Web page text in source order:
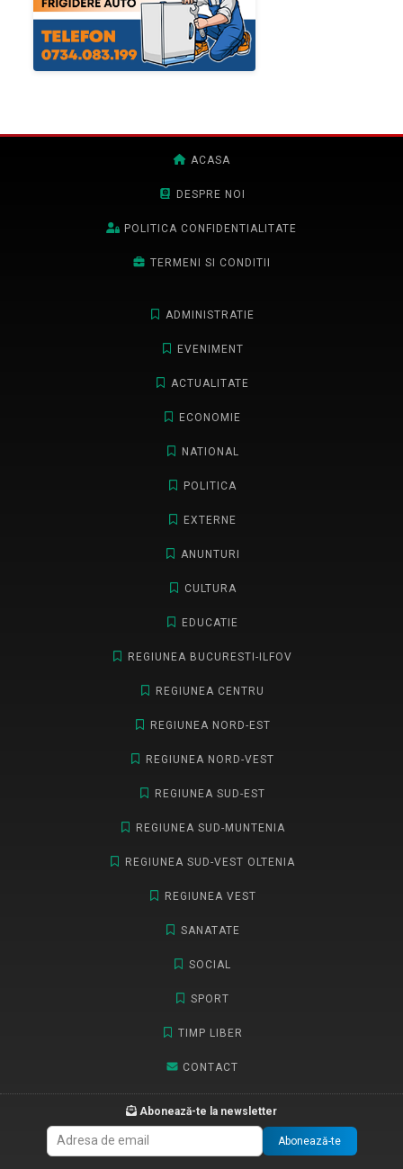
ACASA
DESPRE NOI
POLITICA CONFIDENTIALITATE
TERMENI SI CONDITII
ADMINISTRATIE
EVENIMENT
ACTUALITATE
ECONOMIE
NATIONAL
POLITICA
EXTERNE
ANUNTURI
CULTURA
EDUCATIE
REGIUNEA BUCURESTI-ILFOV
REGIUNEA CENTRU
REGIUNEA NORD-EST
REGIUNEA NORD-VEST
REGIUNEA SUD-EST
REGIUNEA SUD-MUNTENIA
REGIUNEA SUD-VEST OLTENIA
REGIUNEA VEST
SANATATE
SOCIAL
SPORT
TIMP LIBER
CONTACT
Abonează-te la newsletter
Abonează-te